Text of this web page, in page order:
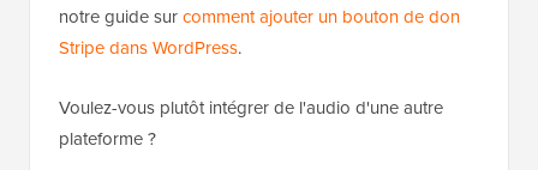
notre guide surcomment ajouter un bouton de don
Stripe dans WordPress.
Voulez-vous plutôt intégrer de l'audio d'une autre
plateforme ?